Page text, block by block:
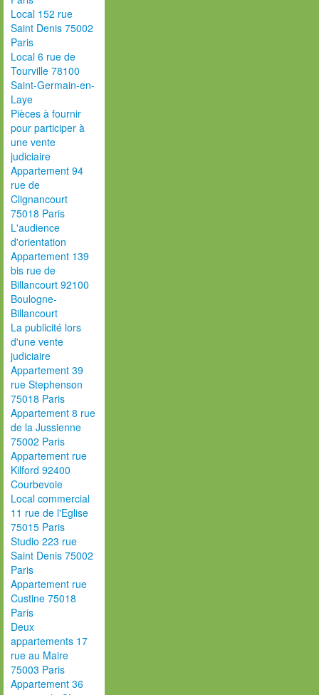
Local 152 rue
Saint Denis 75002
Paris
Local 6 rue de
Tourville 78100
Saint-Germain-en-
Laye
Pièces à fournir
pour participer à
une vente
judiciaire
Appartement 94
rue de
Clignancourt
75018 Paris
L'audience
d'orientation
Appartement 139
bis rue de
Billancourt 92100
Boulogne-
Billancourt
La publicité lors
d'une vente
judiciaire
Appartement 39
rue Stephenson
75018 Paris
Appartement 8 rue
de la Jussienne
75002 Paris
Appartement rue
Kilford 92400
Courbevoie
Local commercial
11 rue de l'Eglise
75015 Paris
Studio 223 rue
Saint Denis 75002
Paris
Appartement rue
Custine 75018
Paris
Deux
appartements 17
rue au Maire
75003 Paris
Appartement 36